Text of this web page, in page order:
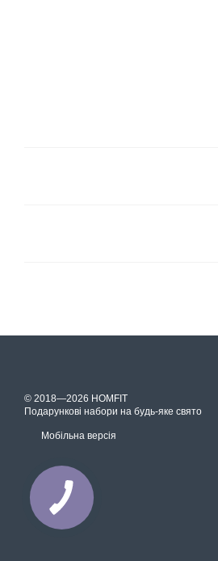
© 2018—2026 HOMFIT
Подарункові набори на будь-яке свято
Мобільна версія